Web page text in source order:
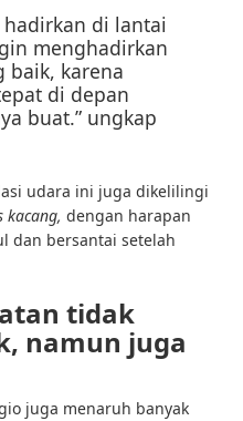
hadirkan di lantai
menghadirkan
baik, karena
di depan
buat.” ungkap
udara ini juga dikelilingi
kacang, dengan harapan
dan bersantai setelah
tidak
namun juga
juga menaruh banyak